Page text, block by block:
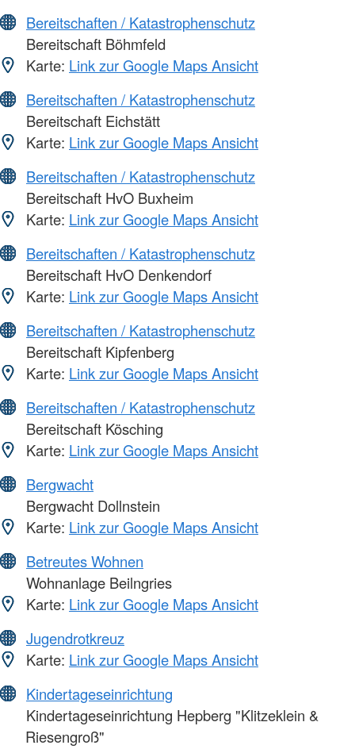
Bereitschaften / Katastrophenschutz
Bereitschaft Böhmfeld
Karte: Link zur Google Maps Ansicht
Bereitschaften / Katastrophenschutz
Bereitschaft Eichstätt
Karte: Link zur Google Maps Ansicht
Bereitschaften / Katastrophenschutz
Bereitschaft HvO Buxheim
Karte: Link zur Google Maps Ansicht
Bereitschaften / Katastrophenschutz
Bereitschaft HvO Denkendorf
Karte: Link zur Google Maps Ansicht
Bereitschaften / Katastrophenschutz
Bereitschaft Kipfenberg
Karte: Link zur Google Maps Ansicht
Bereitschaften / Katastrophenschutz
Bereitschaft Kösching
Karte: Link zur Google Maps Ansicht
Bergwacht
Bergwacht Dollnstein
Karte: Link zur Google Maps Ansicht
Betreutes Wohnen
Wohnanlage Beilngries
Karte: Link zur Google Maps Ansicht
Jugendrotkreuz
Karte: Link zur Google Maps Ansicht
Kindertageseinrichtung
Kindertageseinrichtung Hepberg "Klitzeklein &
Riesengroß"